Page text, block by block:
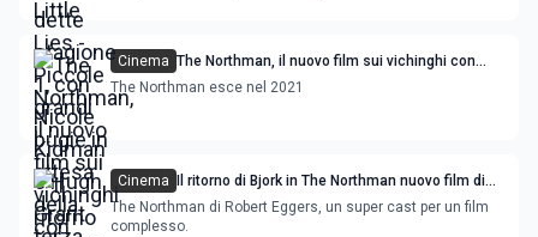
Cinema The Northman, il nuovo film sui vichinghi con
Anya Taylor-Joy e Nicole Kidman
The Northman esce nel 2021
Cinema
Il ritorno di Bjork in The Northman nuovo film di
Robert Eggers: trama, cast e curiosità
The Northman di Robert Eggers, un super cast per un film
complesso.